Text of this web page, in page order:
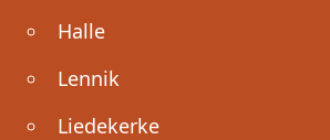
Halle
Lennik
Liedekerke